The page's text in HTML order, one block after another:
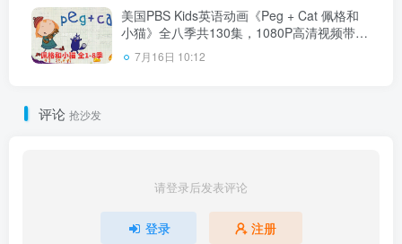
美国PBS Kids英语动画《Peg + Cat 佩格和
小猫》全八季共130集，1080P高清视频带英
文字幕，百度云网盘下载！
7月16日 10:12
评论 抢沙发
请登录后发表评论
登录 注册